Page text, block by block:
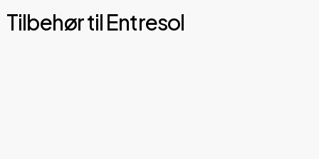
Tilbehør til Entresol